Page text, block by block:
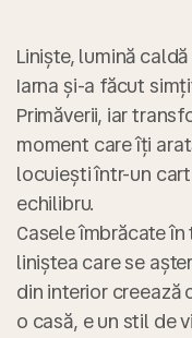
Liniște, lumină
Iarna și-a făcut
Primăverii, iar
moment care îți
locuiești într-un
echilibru.
Casele îmbrăcate
liniștea care se
din interior creează
o casă, e un stil de